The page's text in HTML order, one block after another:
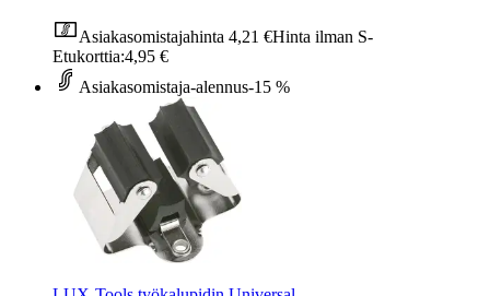
Asiakasomistajahinta 4,21 €Hinta ilman S-
Etukorttia:4,95 €
Asiakasomistaja-alennus-15 %